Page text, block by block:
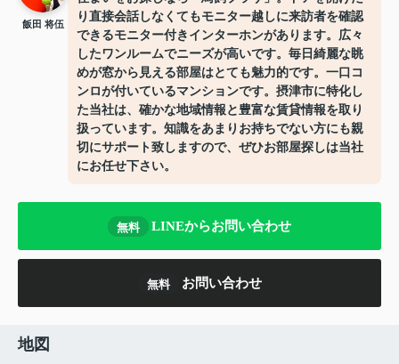
飯田 将伍
り直接会話しなくてもモニター越しに来訪者を確認
できるモニター付きインターホンがあります。広々
したワンルームでニーズが高いです。毎日綺麗な眺
めが窓から見える部屋はとても魅力的です。一口コ
ンロが付いているマンションです。摂津市に特化し
た当社は、確かな地域情報と豊富な賃貸情報を取り
扱っています。知識をあまりお持ちでない方にも親
切にサポート致しますので、ぜひお部屋探しは当社
にお任せ下さい。
無料 LINEからお問い合わせ
無料 お問い合わせ
地図